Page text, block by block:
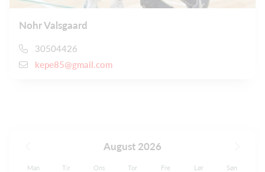
Nohr Valsgaard
30504426
kepe85@gmail.com
August 2026
Man Tir Ons Tor Fre Lør Søn